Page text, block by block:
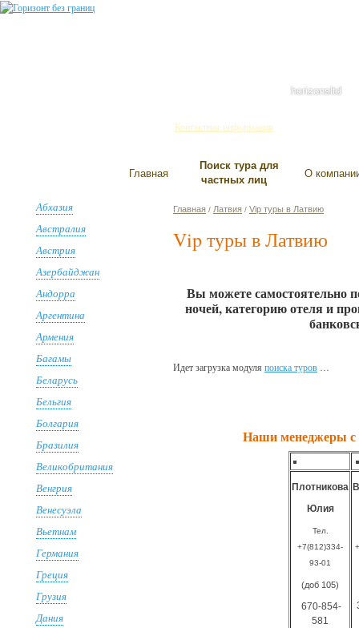
horizonsltd
Контактная информация
Главная
Поиск тура для
частных лиц
О
Абхазия
Австралия
Австрия
Азербайджан
Андорра
Аргентина
Армения
Багамы
Беларусь
Бельгия
Болгария
Бразилия
Великобритания
Венгрия
Венесуэла
Вьетнам
Германия
Греция
Грузия
Дания
Главная / Латвия / Vip туры в Латвию
Vip туры в Латвию
Вы можете самостоятельно
ночей, категорию отеля и
Идет загрузка модуля поиска туров
Наши менеджеры с
Плотникова
Юлия
Тел.
+7(812)334-
93-01
(доб 105)
670-854-
581